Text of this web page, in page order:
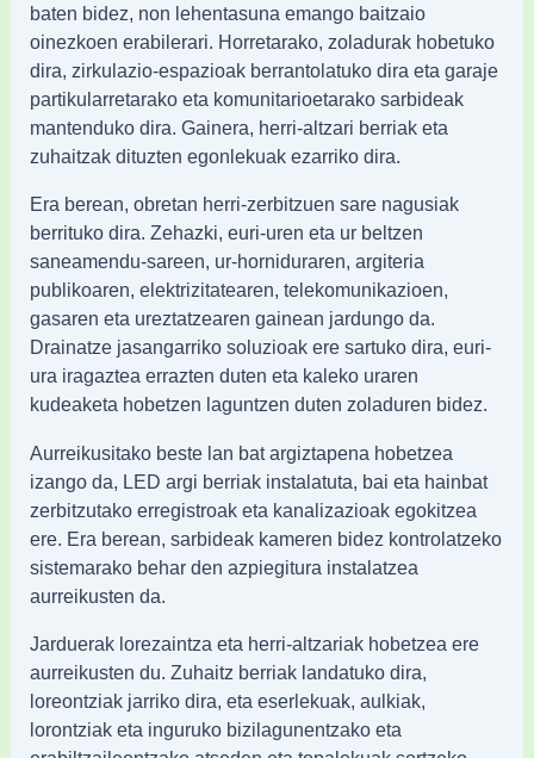
baten bidez, non lehentasuna emango baitzaio
oinezkoen erabilerari. Horretarako, zoladurak hobetuko
dira, zirkulazio-espazioak berrantolatuko dira eta garaje
partikularretarako eta komunitarioetarako sarbideak
mantenduko dira. Gainera, herri-altzari berriak eta
zuhaitzak dituzten egonlekuak ezarriko dira.
Era berean, obretan herri-zerbitzuen sare nagusiak
berrituko dira. Zehazki, euri-uren eta ur beltzen
saneamendu-sareen, ur-horniduraren, argiteria
publikoaren, elektrizitatearen, telekomunikazioen,
gasaren eta ureztatzearen gainean jardungo da.
Drainatze jasangarriko soluzioak ere sartuko dira, euri-
ura iragaztea errazten duten eta kaleko uraren
kudeaketa hobetzen laguntzen duten zoladuren bidez.
Aurreikusitako beste lan bat argiztapena hobetzea
izango da, LED argi berriak instalatuta, bai eta hainbat
zerbitzutako erregistroak eta kanalizazioak egokitzea
ere. Era berean, sarbideak kameren bidez kontrolatzeko
sistemarako behar den azpiegitura instalatzea
aurreikusten da.
Jarduerak lorezaintza eta herri-altzariak hobetzea ere
aurreikusten du. Zuhaitz berriak landatuko dira,
loreontziak jarriko dira, eta eserlekuak, aulkiak,
lorontziak eta inguruko bizilagunentzako eta